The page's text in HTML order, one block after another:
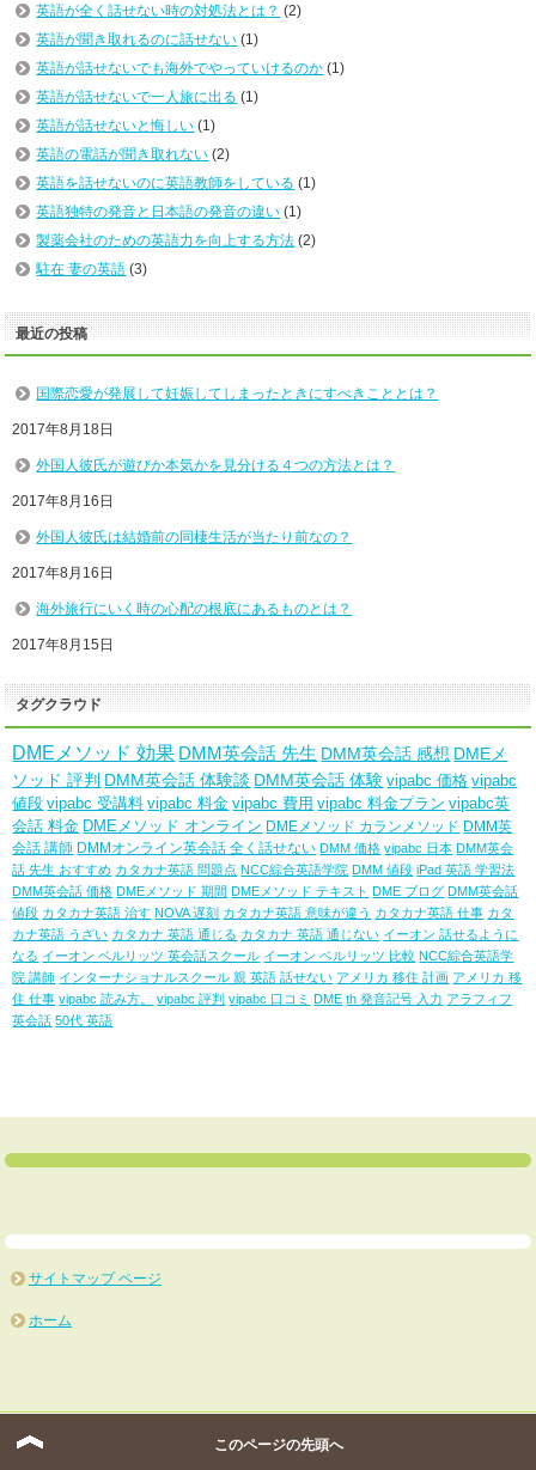
英語が全く話せない時の対処法とは？ (2)
英語が聞き取れるのに話せない (1)
英語が話せないでも海外でやっていけるのか (1)
英語が話せないで一人旅に出る (1)
英語が話せないと悔しい (1)
英語の電話が聞き取れない (2)
英語を話せないのに英語教師をしている (1)
英語独特の発音と日本語の発音の違い (1)
製薬会社のための英語力を向上する方法 (2)
駐在 妻の英語 (3)
最近の投稿
国際恋愛が発展して妊娠してしまったときにすべきこととは？
2017年8月18日
外国人彼氏が遊びか本気かを見分ける４つの方法とは？
2017年8月16日
外国人彼氏は結婚前の同棲生活が当たり前なの？
2017年8月16日
海外旅行にいく時の心配の根底にあるものとは？
2017年8月15日
タグクラウド
DMEメソッド 効果 DMM英会話 先生 DMM英会話 感想 DMEメ
ソッド 評判 DMM英会話 体験談 DMM英会話 体験 vipabc 価格 vipabc
値段 vipabc 受講料 vipabc 料金 vipabc 費用 vipabc 料金プラン vipabc英
会話 料金 DMEメソッド オンライン DMEメソッド カランメソッド DMM英
会話 講師 DMMオンライン英会話 全く話せない DMM 価格 vipabc 日本 DMM英会
話 先生 おすすめ カタカナ英語 問題点 NCC綜合英語学院 DMM 値段 iPad 英語 学習法
DMM英会話 価格 DMEメソッド 期間 DMEメソッド テキスト DME ブログ DMM英会話
値段 カタカナ英語 治す NOVA 遅刻 カタカナ英語 意味が違う カタカナ英語 仕事 カタ
カナ英語 うざい カタカナ 英語 通じる カタカナ 英語 通じない イーオン 話せるように
なる イーオン ベルリッツ 英会話スクール イーオン ベルリッツ 比較 NCC綜合英語学
院 講師 インターナショナルスクール 親 英語 話せない アメリカ 移住 計画 アメリカ 移
住 仕事 vipabc 読み方。 vipabc 評判 vipabc 口コミ DME th 発音記号 入力 アラフィフ
英会話 50代 英語
サイトマップ ページ
ホーム
このページの先頭へ